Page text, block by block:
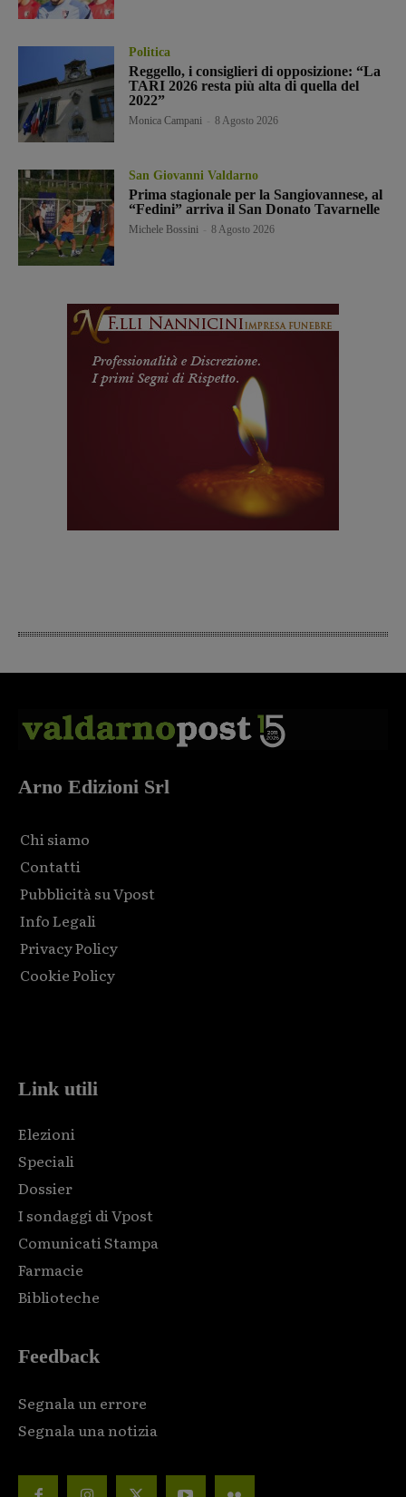
Politica
Reggello, i consiglieri di opposizione: “La
TARI 2026 resta più alta di quella del
2022”
Monica Campani 8 Agosto 2026
San Giovanni Valdarno
Prima stagionale per la Sangiovannese, al
“Fedini” arriva il San Donato Tavarnelle
Michele Bossini 8 Agosto 2026
Arno Edizioni Srl
Chi siamo
Contatti
Pubblicità su Vpost
Info Legali
Privacy Policy
Cookie Policy
Link utili
Elezioni
Speciali
Dossier
I sondaggi di Vpost
Comunicati Stampa
Farmacie
Biblioteche
Feedback
Segnala un errore
Segnala una notizia